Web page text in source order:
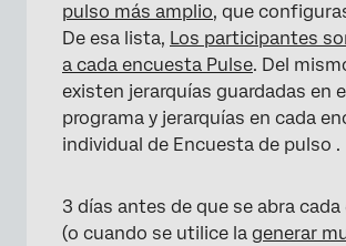
pulso más amplio, que
De esa lista, Los participantes
a cada encuesta Pulse. Del
existen jerarquías guardadas en el
programa y jerarquías en cada
individual de Encuesta de pulso .
3 días antes de que se abra
(o cuando se utilice la generar